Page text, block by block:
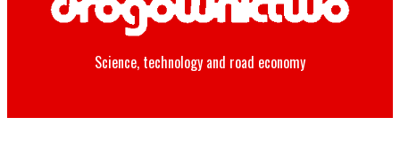
Science, technology and road economy